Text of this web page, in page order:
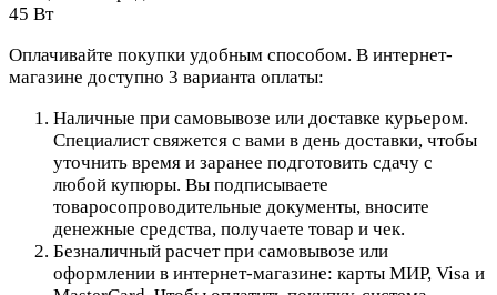
45 Вт
Оплачивайте покупки удобным способом. В интернет-
магазине доступно 3 варианта оплаты:
Наличные при самовывозе или доставке курьером.
Специалист свяжется с вами в день доставки, чтобы
уточнить время и заранее подготовить сдачу с
любой купюры. Вы подписываете
товаросопроводительные документы, вносите
денежные средства, получаете товар и чек.
Безналичный расчет при самовывозе или
оформлении в интернет-магазине: карты МИР, Visa и